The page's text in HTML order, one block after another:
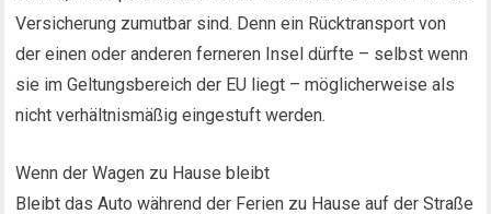
Versicherung zumutbar sind. Denn ein Rücktransport von
der einen oder anderen ferneren Insel dürfte – selbst wenn
sie im Geltungsbereich der EU liegt – möglicherweise als
nicht verhältnismäßig eingestuft werden.
Wenn der Wagen zu Hause bleibt
Bleibt das Auto während der Ferien zu Hause auf der Straße